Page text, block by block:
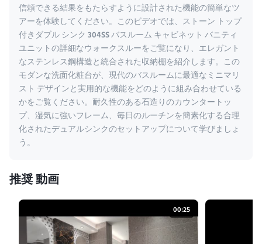
信頼できる結果をもたらすように設計された機能の簡単なツ
アーを体験してください。このビデオでは、ストーン トップ
付きダブル シンク 304SS バスルーム キャビネット バニティ
ユニットの詳細なウォークスルーをご覧になり、エレガント
なステンレス鋼構造と統合された収納棚を紹介します。この
モダンな洗面化粧台が、現代のバスルームに最適なミニマリ
スト デザインと実用的な機能をどのように組み合わせている
かをご覧ください。耐久性のある石造りのカウンタートッ
プ、湿気に強いフレーム、毎日のルーチンを簡素化する合理
化されたデュアルシンクのセットアップについて学びましょ
う。
推奨 動画
00:25